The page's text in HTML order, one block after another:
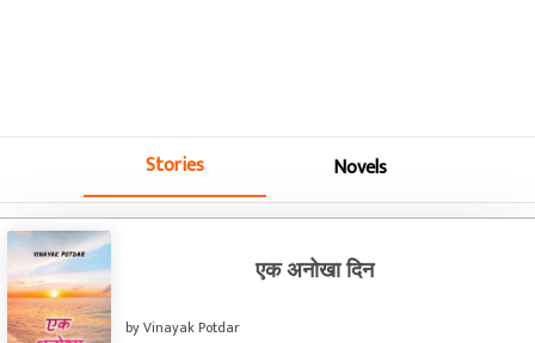
Stories Novels
एक अनोखा दिन
by Vinayak Potdar